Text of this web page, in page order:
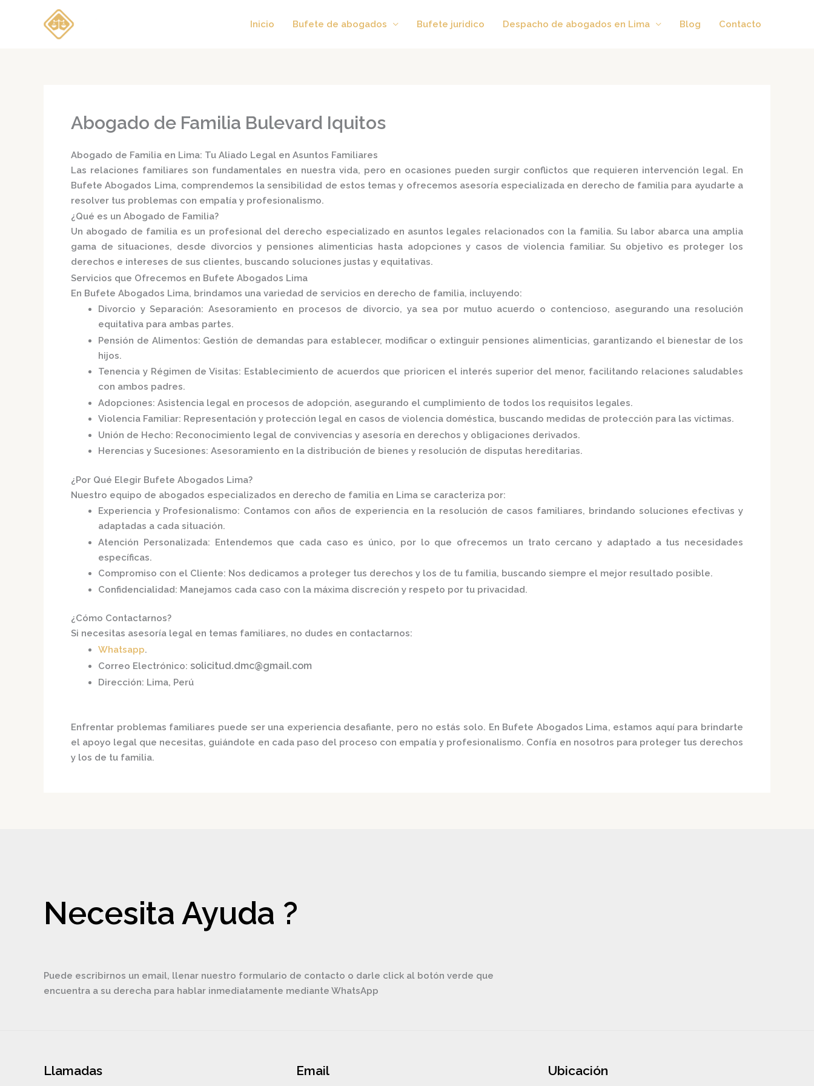
Inicio Bufete de abogados Bufete juridico Despacho de abogados en Lima Blog Contacto
Abogado de Familia Bulevard Iquitos
Abogado de Familia en Lima: Tu Aliado Legal en Asuntos Familiares
Las relaciones familiares son fundamentales en nuestra vida, pero en ocasiones pueden surgir conflictos que requieren intervención legal. En
Bufete Abogados Lima, comprendemos la sensibilidad de estos temas y ofrecemos asesoría especializada en derecho de familia para ayudarte a
resolver tus problemas con empatía y profesionalismo.
¿Qué es un Abogado de Familia?
Un abogado de familiaes un profesional del derecho especializado en asuntos legales relacionados con la familia. Su labor abarca una amplia
gama de situaciones, desde divorcios y pensiones alimenticias hasta adopciones y casos de violencia familiar. Su objetivo es proteger los
derechos e intereses de sus clientes, buscando soluciones justas y equitativas.
Servicios que Ofrecemos en Bufete Abogados Lima
En Bufete Abogados Lima, brindamos una variedad de servicios en derecho de familia, incluyendo:
Divorcio y Separación:Asesoramiento en procesos de divorcio, ya sea por mutuo acuerdo o contencioso, asegurando una resolución
equitativa para ambas partes.
Pensión de Alimentos: Gestión de demandas para establecer, modificar o extinguir pensiones alimenticias, garantizando el bienestar de los
hijos.
Tenencia y Régimen de Visitas: Establecimiento de acuerdos que prioricen el interés superior del menor, facilitando relaciones saludables
con ambos padres.
Adopciones: Asistencia legal en procesos de adopción, asegurando el cumplimiento de todos los requisitos legales.
Violencia Familiar: Representación y protección legal en casos de violencia doméstica, buscando medidas de protección para las víctimas.
Unión de Hecho: Reconocimiento legal de convivencias y asesoría en derechos y obligaciones derivados.
Herencias y Sucesiones: Asesoramiento en la distribución de bienes y resolución de disputas hereditarias.
¿Por Qué Elegir Bufete Abogados Lima?
Nuestro equipo de abogados especializados en derecho de familia en Lima se caracteriza por:
Experiencia y Profesionalismo: Contamos con años de experiencia en la resolución de casos familiares, brindando soluciones efectivas y
adaptadas a cada situación.
Atención Personalizada: Entendemos que cada caso es único, por lo que ofrecemos un trato cercano y adaptado a tus necesidades
específicas.
Compromiso con el Cliente: Nos dedicamos a proteger tus derechos y los de tu familia, buscando siempre el mejor resultado posible.
Confidencialidad: Manejamos cada caso con la máxima discreción y respeto por tu privacidad.
¿Cómo Contactarnos?
Si necesitas asesoría legal en temas familiares, no dudes en contactarnos:
Whatsapp.
Correo Electrónico: solicitud.dmc@gmail.com
Dirección: Lima, Perú
Enfrentar problemas familiares puede ser una experiencia desafiante, pero no estás solo. En Bufete Abogados Lima, estamos aquí para brindarte
el apoyo legal que necesitas, guiándote en cada paso del proceso con empatía y profesionalismo. Confía en nosotros para proteger tus derechos
y los de tu familia.
Necesita Ayuda ?
Puede escribirnos un email, llenar nuestro formulario de contacto o darle click al botón verde que
encuentra a su derecha para hablar inmediatamente mediante WhatsApp
Llamadas Email Ubicación